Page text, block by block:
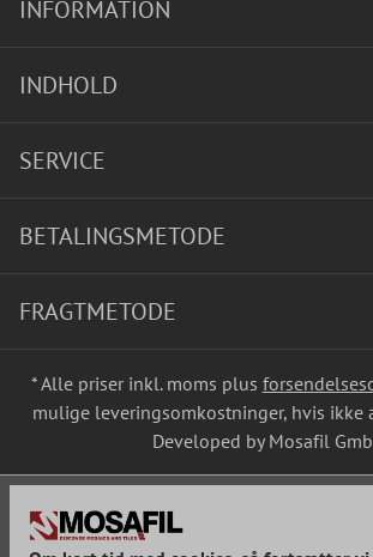
INFORMATION
INDHOLD
SERVICE
BETALINGSMETODE
FRAGTMETODE
* Alle priser inkl. moms plus
mulige leveringsomkostninger, hvis ikke
Developed by Mosafil